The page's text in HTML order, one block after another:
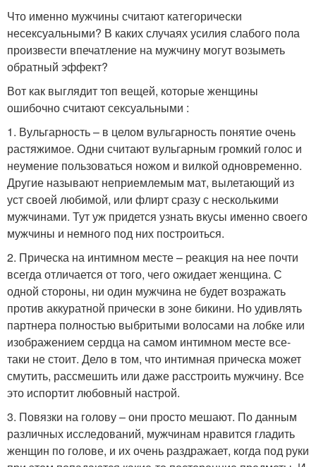
Что именно мужчины считают категорически
несексуальными? В каких случаях усилия слабого пола
произвести впечатление на мужчину могут возыметь
обратный эффект?
Вот как выглядит топ вещей, которые женщины
ошибочно считают сексуальными :
1. Вульгарность – в целом вульгарность понятие очень
растяжимое. Одни считают вульгарным громкий голос и
неумение пользоваться ножом и вилкой одновременно.
Другие называют неприемлемым мат, вылетающий из
уст своей любимой, или флирт сразу с несколькими
мужчинами. Тут уж придется узнать вкусы именно своего
мужчины и немного под них построиться.
2. Прическа на интимном месте – реакция на нее почти
всегда отличается от того, чего ожидает женщина. С
одной стороны, ни один мужчина не будет возражать
против аккуратной прически в зоне бикини. Но удивлять
партнера полностью выбритыми волосами на лобке или
изображением сердца на самом интимном месте все-
таки не стоит. Дело в том, что интимная прическа может
смутить, рассмешить или даже расстроить мужчину. Все
это испортит любовный настрой.
3. Повязки на голову – они просто мешают. По данным
различных исследований, мужчинам нравится гладить
женщин по голове, и их очень раздражает, когда под руки